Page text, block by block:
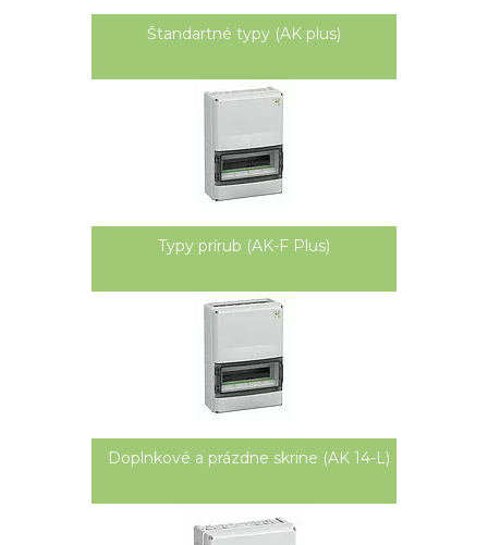
integrovaný ventilačný prvok BEL Air na
zabránenie tvorbe kondenzačnej vody. Či už sú
prašných prevádzkach alebo vo vonkajšom
IP65 a rázová pevnosť IK08 potvrdzujú vysokú
zaťažiteľnosť. Pre skrine rozvádzača AK-Plus sú k
dispozícii krycie a popisovacie prúžky s
Štandartné typy (AK plus)
Typy prírub (AK-F Plus)
Doplnkové a prázdne skrine (AK 14-L)